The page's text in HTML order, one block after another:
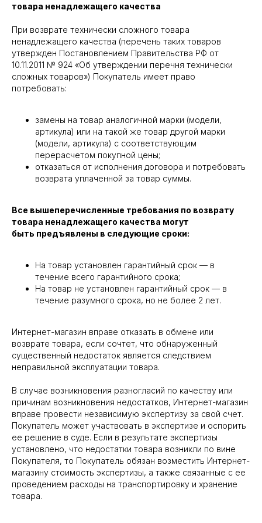
товара ненадлежащего качества
При возврате технически сложного товара
ненадлежащего качества (перечень таких товаров
утвержден Постановлением Правительства РФ от
10.11.2011 № 924 «Об утверждении перечня технически
сложных товаров») Покупатель имеет право
потребовать:
замены на товар аналогичной марки (модели,
артикула) или на такой же товар другой марки
(модели, артикула) с соответствующим
перерасчетом покупной цены;
отказаться от исполнения договора и потребовать
возврата уплаченной за товар суммы.
Все вышеперечисленные требования по возврату
товара ненадлежащего качества могут
быть предъявлены в следующие сроки:
На товар установлен гарантийный срок — в
течение всего гарантийного срока;
На товар не установлен гарантийный срок — в
течение разумного срока, но не более 2 лет.
Интернет-магазин вправе отказать в обмене или
возврате товара, если сочтет, что обнаруженный
существенный недостаток является следствием
неправильной эксплуатации товара.
В случае возникновения разногласий по качеству или
причинам возникновения недостатков, Интернет-магазин
вправе провести независимую экспертизу за свой счет.
Покупатель может участвовать в экспертизе и оспорить
ее решение в суде. Если в результате экспертизы
установлено, что недостатки товара возникли по вине
Покупателя, то Покупатель обязан возместить Интернет-
магазину стоимость экспертизы, а также связанные с ее
проведением расходы на транспортировку и хранение
товара.